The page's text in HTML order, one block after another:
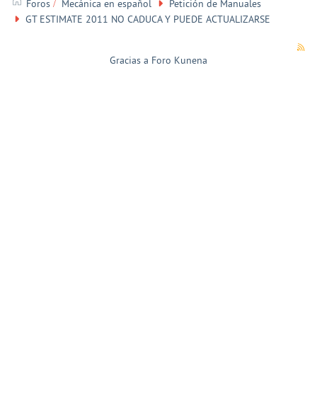
Foros Mecánica en español
Petición de Manuales
GT ESTIMATE 2011 NO CADUCA Y PUEDE ACTUALIZARSE
Gracias a Foro Kunena